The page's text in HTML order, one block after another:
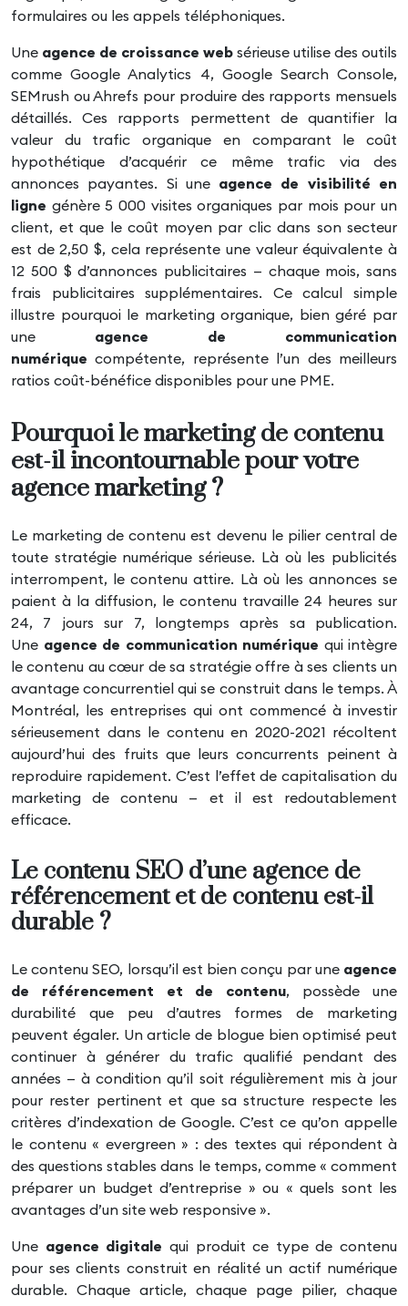
formulaires ou les appels téléphoniques.
Une agence de croissance web sérieuse utilise des outils
comme Google Analytics 4, Google Search Console,
SEMrush ou Ahrefs pour produire des rapports mensuels
détaillés. Ces rapports permettent de quantifier la
valeur du trafic organique en comparant le coût
hypothétique d’acquérir ce même trafic via des
annonces payantes. Si une agence de visibilité en
ligne génère 5 000 visites organiques par mois pour un
client, et que le coût moyen par clic dans son secteur
est de 2,50 $, cela représente une valeur équivalente à
12 500 $ d’annonces publicitaires — chaque mois, sans
frais publicitaires supplémentaires. Ce calcul simple
illustre pourquoi le marketing organique, bien géré par
une agence de communication
numérique compétente, représente l’un des meilleurs
ratios coût-bénéfice disponibles pour une PME.
Pourquoi le marketing de contenu
est-il incontournable pour votre
agence marketing ?
Le marketing de contenu est devenu le pilier central de
toute stratégie numérique sérieuse. Là où les publicités
interrompent, le contenu attire. Là où les annonces se
paient à la diffusion, le contenu travaille 24 heures sur
24, 7 jours sur 7, longtemps après sa publication.
Une agence de communication numérique qui intègre
le contenu au cœur de sa stratégie offre à ses clients un
avantage concurrentiel qui se construit dans le temps. À
Montréal, les entreprises qui ont commencé à investir
sérieusement dans le contenu en 2020-2021 récoltent
aujourd’hui des fruits que leurs concurrents peinent à
reproduire rapidement. C’est l’effet de capitalisation du
marketing de contenu — et il est redoutablement
efficace.
Le contenu SEO d’une agence de
référencement et de contenu est-il
durable ?
Le contenu SEO, lorsqu’il est bien conçu par une agence
de référencement et de contenu, possède une
durabilité que peu d’autres formes de marketing
peuvent égaler. Un article de blogue bien optimisé peut
continuer à générer du trafic qualifié pendant des
années — à condition qu’il soit régulièrement mis à jour
pour rester pertinent et que sa structure respecte les
critères d’indexation de Google. C’est ce qu’on appelle
le contenu « evergreen » : des textes qui répondent à
des questions stables dans le temps, comme « comment
préparer un budget d’entreprise » ou « quels sont les
avantages d’un site web responsive ».
Une agence digitale qui produit ce type de contenu
pour ses clients construit en réalité un actif numérique
durable. Chaque article, chaque page pilier, chaque